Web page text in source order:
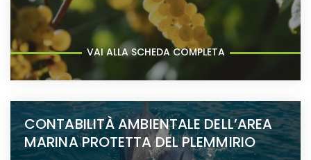
VAI ALLA SCHEDA COMPLETA
CONTABILITÀ AMBIENTALE DELL’AREA
MARINA PROTETTA DEL PLEMMIRIO